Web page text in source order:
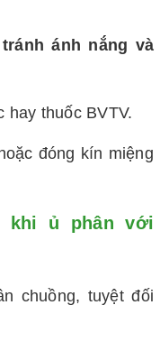
ánh nắng và
hay thuốc BVTV.
đóng kín miệng
khi ủ phân với
chuồng, tuyệt đối